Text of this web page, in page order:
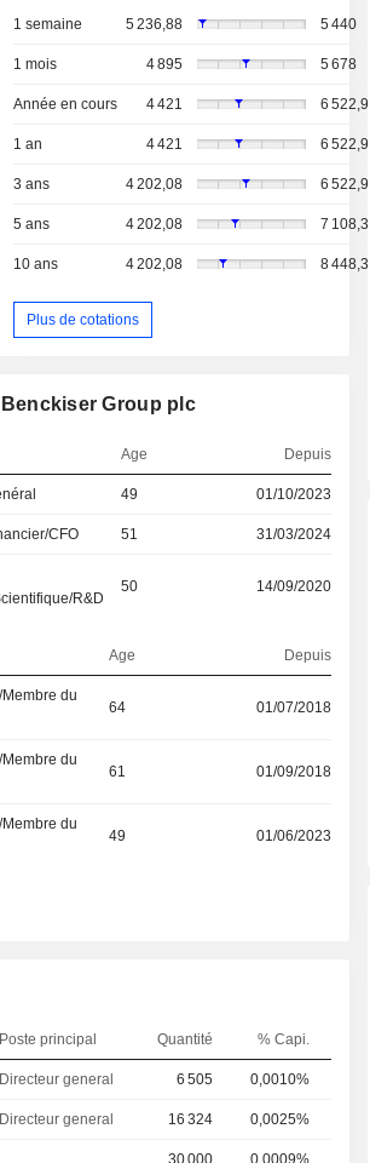
1 semaine 5 236,88 5 440
1 mois 4 895 5 678
Année en cours 4 421 6 522,92
1 an 4 421 6 522,92
3 ans 4 202,08 6 522,92
5 ans 4 202,08 7 108,33
10 ans 4 202,08 8 448,37
Plus de cotations
Group plc
Age Depuis
49 01/10/2023
CFO 51 31/03/2024
R&D
50 14/09/2020
Age Depuis
du
64 01/07/2018
du
61 01/09/2018
du
49 01/06/2023
Poste principal Quantité % Capi.
Directeur general 6 505 0,0010%
Directeur general 16 324 0,0025%
30 000 0,0009%